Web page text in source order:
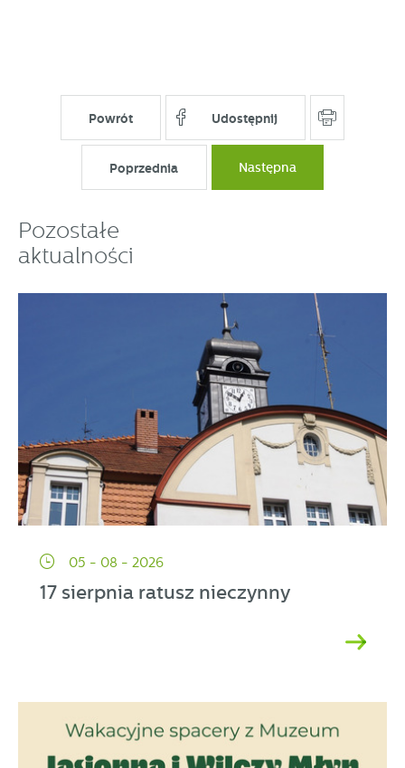
Powrót Udostępnij
Poprzednia Następna
Pozostałe
aktualności
05 - 08 - 2026
17 sierpnia ratusz nieczynny